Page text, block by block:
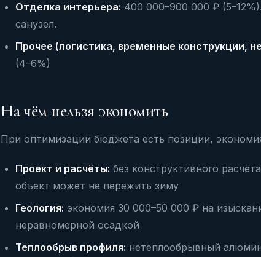
Отделка интерьера: 400 000–900 000 ₽
санузел.
Прочее (логистика, временные конструкции,
(4–6%)
На чём нельзя экономить
При оптимизации бюджета есть позиции,
Проект и расчёты: без конструктивного
объект может не пережить зиму
Геология: экономия 30 000–50 000 ₽ на
неравномерной осадкой
Теплообрыв профиля: нетеплообрывный